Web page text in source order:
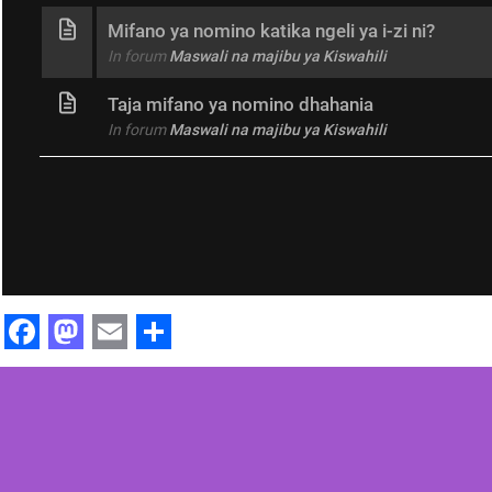
Mifano ya nomino katika ngeli ya i-zi ni?
In forum Maswali na majibu ya Kiswahili
Taja mifano ya nomino dhahania
In forum Maswali na majibu ya Kiswahili
Facebook
Mastodon
EmailShare